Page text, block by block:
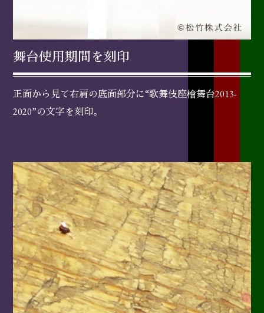
舞台使用期間を刻印
正面から見て右肩の底面部分に“歌舞伎座檜舞台2013-
2020”の文字を刻印。